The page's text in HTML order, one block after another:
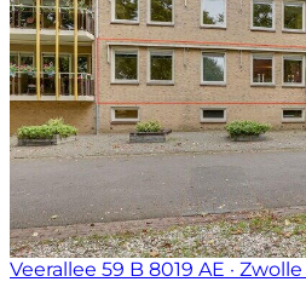
Veerallee 59 B 8019 AE · Zwolle